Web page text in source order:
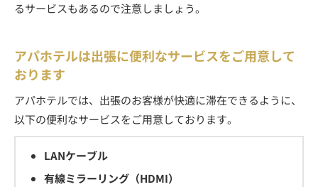
るサービスもあるので注意しましょう。
アパホテルは出張に便利なサービスをご用意して
おります
アパホテルでは、出張のお客様が快適に滞在できるように、
以下の便利なサービスをご用意しております。
LANケーブル
有線ミラーリング（HDMI）